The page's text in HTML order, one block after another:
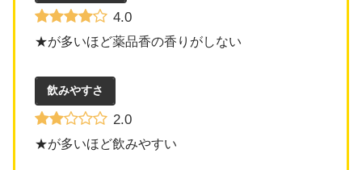
4.0
★が多いほど薬品香の香りがしない
飲みやすさ
2.0
★が多いほど飲みやすい